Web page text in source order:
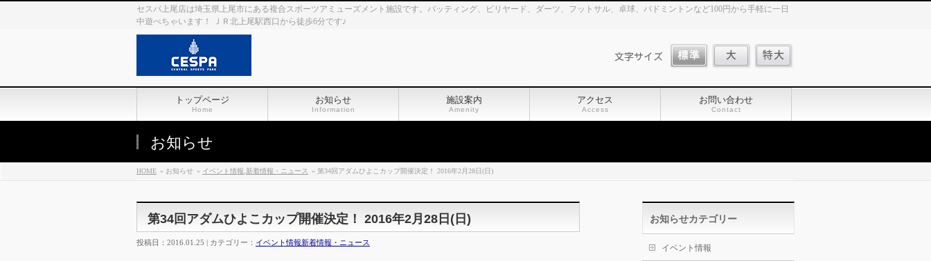
セスパ上尾店は埼玉県上尾市にある複合スポーツアミューズメント施設です。バッティング、ビリヤード、ダーツ、フットサル、卓球、バドミントンなど100円から手軽に一日
中遊べちゃいます！ ＪＲ北上尾駅西口から徒歩6分です♪
トップページ
Home
お知らせ
Information
施設案内
Amenity
アクセス
Access
お問い合わせ
Contact
お知らせ
HOME » お知らせ » イベント情報 新着情報・ニュース » 第34回アダムひよこカップ開催決定！ 2016年2月28日(日)
第34回アダムひよこカップ開催決定！ 2016年2月28日(日)
投稿日：2016.01.25 | カテゴリー： イベント情報新着情報・ニュース
お知らせカテゴリー
イベント情報